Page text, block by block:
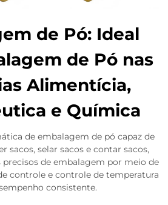
de Pó: Ideal
de Pó nas
Alimentícia,
e Química
de embalagem de pó capaz de
sacos, selar sacos e contar sacos,
de embalagem por meio de
controle e controle de temperatura
consistente.